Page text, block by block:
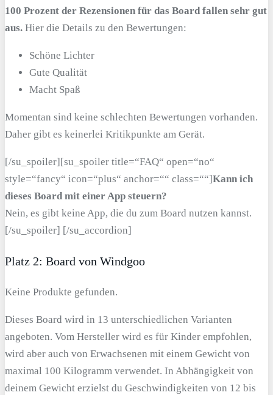
100 Prozent der Rezensionen für das Board fallen sehr gut
aus. Hier die Details zu den Bewertungen:
Schöne Lichter
Gute Qualität
Macht Spaß
Momentan sind keine schlechten Bewertungen vorhanden.
Daher gibt es keinerlei Kritikpunkte am Gerät.
[/su_spoiler][su_spoiler title=“FAQ“ open=“no“
style=“fancy“ icon=“plus“ anchor=““ class=““]Kann ich
dieses Board mit einer App steuern?
Nein, es gibt keine App, die du zum Board nutzen kannst.
[/su_spoiler] [/su_accordion]
Platz 2: Board von Windgoo
Keine Produkte gefunden.
Dieses Board wird in 13 unterschiedlichen Varianten
angeboten. Vom Hersteller wird es für Kinder empfohlen,
wird aber auch von Erwachsenen mit einem Gewicht von
maximal 100 Kilogramm verwendet. In Abhängigkeit von
deinem Gewicht erzielst du Geschwindigkeiten von 12 bis